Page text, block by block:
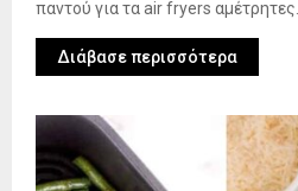
παντού για τα air fryers αμέτρητες...
Διάβασε περισσότερα